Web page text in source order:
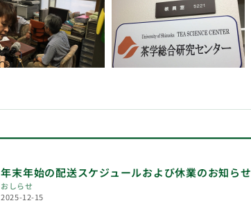
年末年始の配送スケジュールおよび休業のお知らせ
おしらせ
2025-12-15